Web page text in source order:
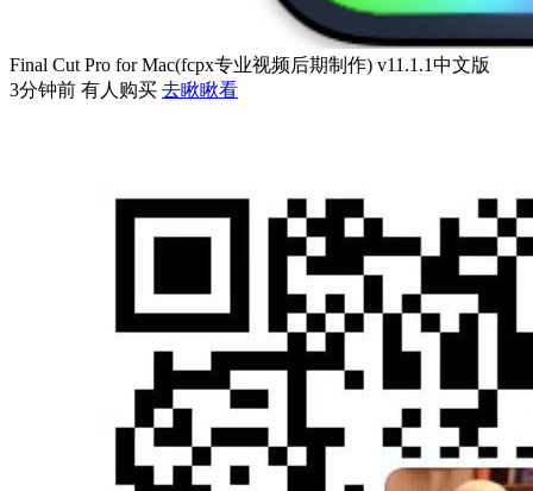
Final Cut Pro for Mac(fcpx专业视频后期制作) v11.1.1中文版
3分钟前 有人购买 去瞅瞅看